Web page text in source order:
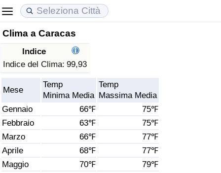
Clima a Caracas
Indice
Indice del Clima: 99,93
Mese
Temp
Minima Media
Temp
Massima Media
Gennaio
66℉
75℉
Febbraio
63℉
75℉
Marzo
66℉
77℉
Aprile
68℉
77℉
Maggio
70℉
79℉
Costo della vita
Indice Del Costo Della Vita (corrente)
Indice Del Costo Della Vita
Indice del Costo della Vita per Nazione
ad Aqaba
Prezzi degli immobili
Indice del Prezzo delle Case (Corrente)
Indice del Prezzo delle Case
Indice del Prezzo delle Case per Nazione
Qualità della Vita
Indice della Qualità della Vita
Indice della Qualità della Vita (Corrente)
Indice della qualità della vita per Paese
Criminalità
Indice del Tasso di Criminalità (Corrente)